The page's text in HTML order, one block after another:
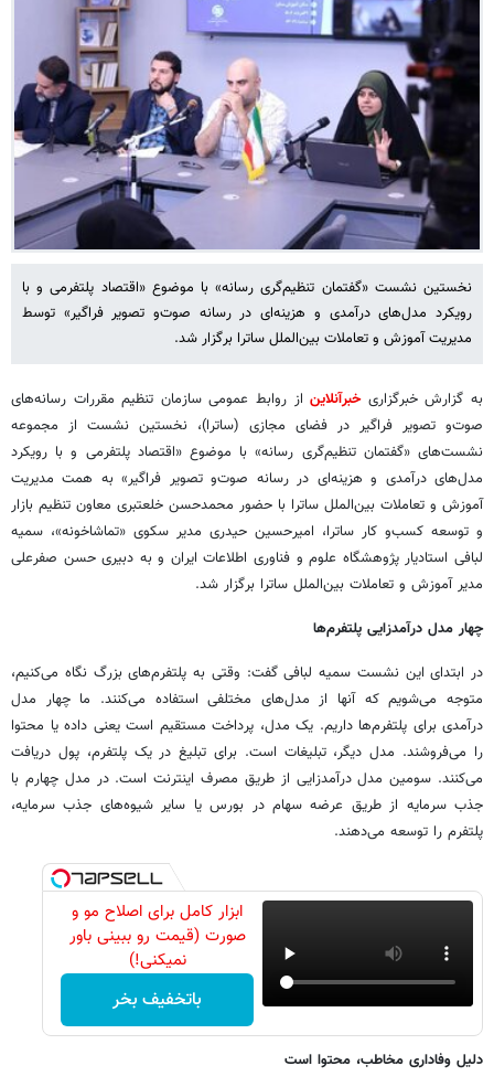
نخستین نشست «گفتمان تنظیم‌گری رسانه» با موضوع «اقتصاد پلتفرمی و با
رویکرد مدل‌های درآمدی و هزینه‌ای در رسانه صوت‌و تصویر فراگیر» توسط
مدیریت آموزش و تعاملات بین‌الملل ساترا برگزار شد.
به گزارش خبرگزاریخبرآنلایناز روابط عمومی سازمان تنظیم مقررات رسانه‌های
صوت‌و تصویر فراگیر در فضای مجازی (ساترا)، نخستین نشست از مجموعه
نشست‌های «گفتمان تنظیم‌گری رسانه» با موضوع «اقتصاد پلتفرمی و با رویکرد
مدل‌های درآمدی و هزینه‌ای در رسانه صوت‌و تصویر فراگیر» به همت مدیریت
آموزش و تعاملات بین‌الملل ساترا با حضور محمدحسن خلعتبری معاون تنظیم بازار
و توسعه کسب‌و کار ساترا، امیرحسین حیدری مدیر سکوی «تماشاخونه»، سمیه
لبافی استادیار پژوهشگاه علوم و فناوری اطلاعات ایران و به دبیری حسن صفرعلی
مدیر آموزش و تعاملات بین‌الملل ساترا برگزار شد.
چهار مدل درآمدزایی پلتفرم‌ها
در ابتدای این نشست سمیه لبافی گفت: وقتی به پلتفرم‌های بزرگ نگاه می‌کنیم،
متوجه می‌شویم که آنها از مدل‌های مختلفی استفاده می‌کنند. ما چهار مدل
درآمدی برای پلتفرم‌ها داریم. یک مدل، پرداخت مستقیم است یعنی داده یا محتوا
را می‌فروشند. مدل دیگر، تبلیغات است. برای تبلیغ در یک پلتفرم، پول دریافت
می‌کنند. سومین مدل درآمدزایی از طریق مصرف اینترنت است. در مدل چهارم با
جذب سرمایه از طریق عرضه سهام در بورس یا سایر شیوه‌های جذب سرمایه،
پلتفرم را توسعه می‌دهند.
ابزار کامل برای اصلاح مو و
صورت (قیمت رو ببینی باور
نمیکنی!)
باتخفیف بخر
دلیل وفاداری مخاطب، محتوا است